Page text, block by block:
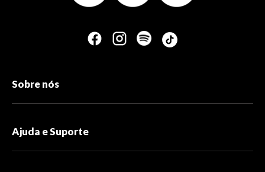
Sobre nós
Ajuda e Suporte